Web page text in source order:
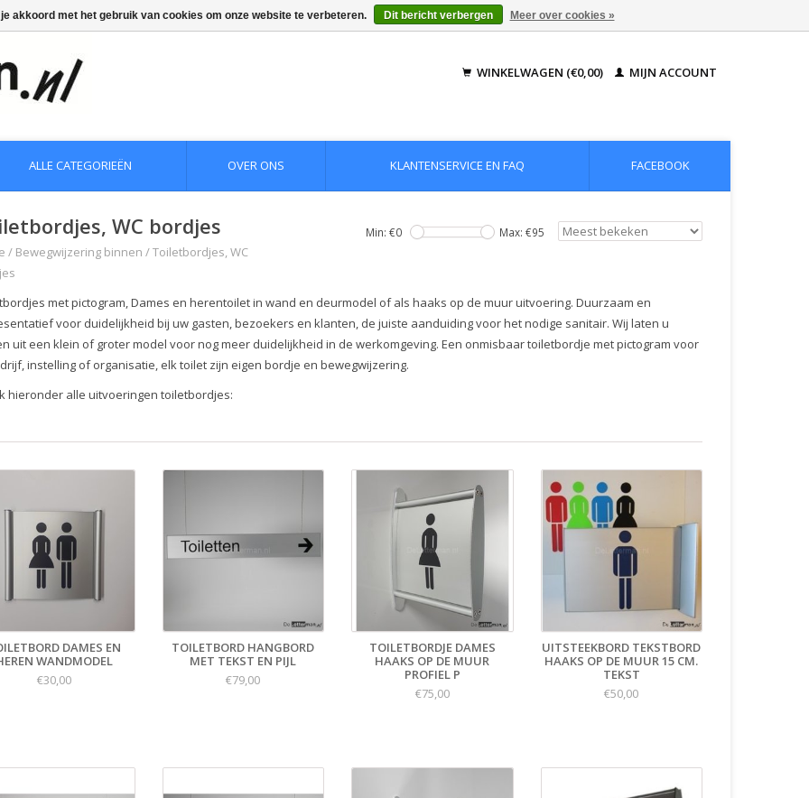
WINKELWAGEN (€0,00) MIJN ACCOUNT
ALLE CATEGORIEËN OVER ONS KLANTENSERVICE EN FAQ FACEBOOK
WC bordjes
/ Bewegwijzering binnen /Toiletbordjes, WC
Min: €0 Max: €95
met pictogram, Dames en herentoilet in wand en deurmodel of als haaks op de muur uitvoering. Duurzaam en
voor duidelijkheid bij uw gasten, bezoekers en klanten, de juiste aanduiding voor het nodige sanitair. Wij laten u
uit een klein of groter model voor nog meer duidelijkheid in de werkomgeving. Een onmisbaar toiletbordje met pictogram voor
instelling of organisatie, elk toilet zijn eigen bordje en bewegwijzering.
hieronder alle uitvoeringen toiletbordjes:
DAMES EN
WANDMODEL
€30,00
TOILETBORD HANGBORD
MET TEKST EN PIJL
€79,00
TOILETBORDJE DAMES
HAAKS OP DE MUUR
PROFIEL P
€75,00
UITSTEEKBORD TEKSTBORD
HAAKS OP DE MUUR 15 CM.
TEKST
€50,00
akkoord met het gebruik van cookies om onze website te verbeteren. Dit bericht verbergen Meer over cookies »